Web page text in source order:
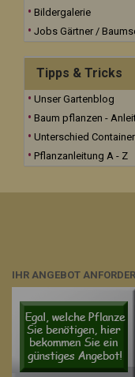
Bildergalerie
Jobs Gärtner /
Tipps & Tricks
Unser Gartenblog
Baum pflanzen -
Unterschied
Pflanzanleitung A - Z
IHR ANGEBOT